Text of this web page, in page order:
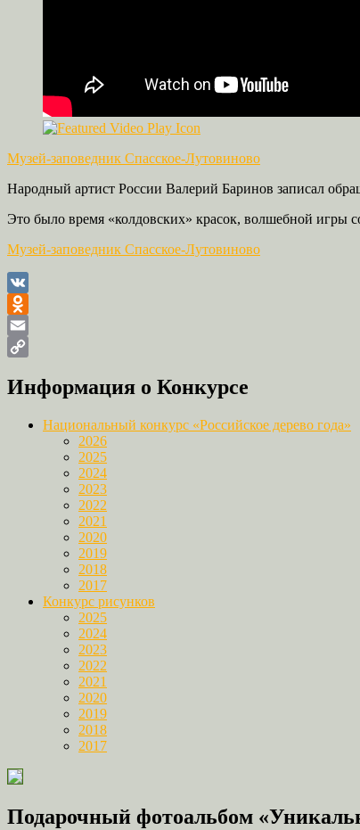
Музей-заповедник Спасское-Лутовиново
Народный артист России Валерий Баринов записал
Это было время «колдовских» красок, волшебной игры
Музей-заповедник Спасское-Лутовиново
VK
Odnoklassniki
Email
Link
Информация о Конкурсе
Национальный конкурс «Российское дерево года»
2026
2025
2024
2023
2022
2021
2020
2019
2018
2017
Конкурс рисунков
2025
2024
2023
2022
2021
2020
2019
2018
2017
Подарочный фотоальбом